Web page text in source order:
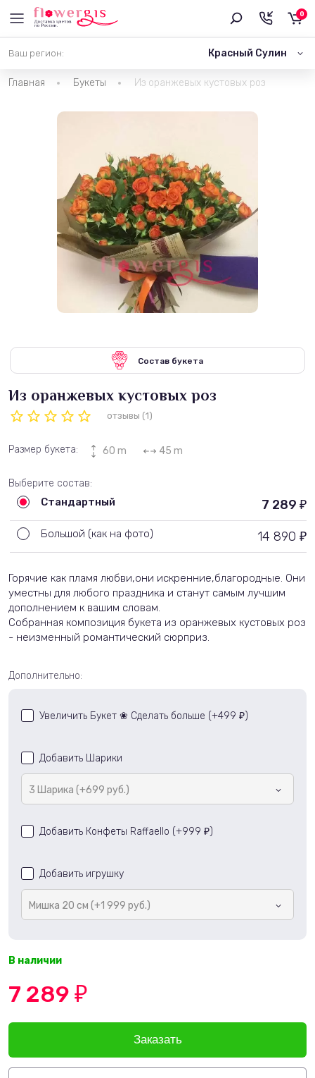
Ваш регион: Красный Сулин
0
Главная Букеты Из оранжевых кустовых роз
Состав букета
Из оранжевых кустовых роз
отзывы (1)
Размер букета: 60 m 45 m
Выберите состав:
Стандартный 7 289 ₽
Большой (как на фото) 14 890 ₽
Горячие как пламя любви,они искренние,благородные. Они
уместны для любого праздника и станут самым лучшим
дополнением к вашим словам.
Собранная композиция букета из оранжевых кустовых роз
- неизменный романтический сюрприз.
Дополнительно:
Увеличить Букет ❀ Сделать больше (+499 ₽ )
Добавить Шарики
3 Шарика (+699 руб.)
Добавить Конфеты Raffaello (+999 ₽ )
Добавить игрушку
Мишка 20 см (+1 999 руб.)
В наличии
7 289 ₽